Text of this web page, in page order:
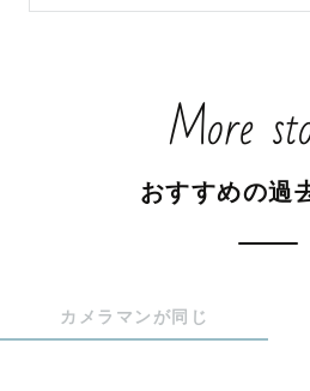
きます☘️
もちろん、他のエリアやご希望の
ていただきます📷
出となるように心がけております
More
おすすめの過
カメラマンが同じ